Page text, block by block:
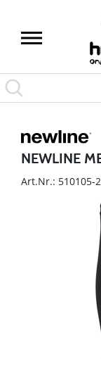
NEWLINE
Art.Nr.: 510105-